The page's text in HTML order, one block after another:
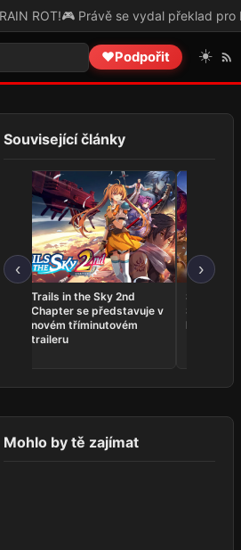
se vydal překlad pro Forest Doesn’t
❤️Podpořit ☀️
Související články
‹
Trails in the Sky 2nd
Chapter se představuje v
novém tříminutovém
traileru
Serious
konci
›
Mohlo by tě zajímat